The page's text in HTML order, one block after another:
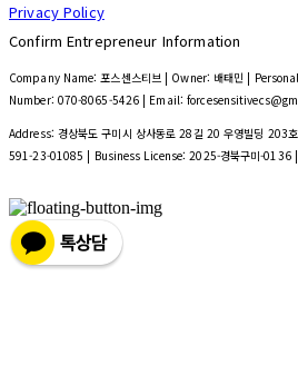
Privacy Policy
Confirm Entrepreneur Information
Company Name: 포스센스티브 | Owner: 배태민 |
Number: 070-8065-5426 | Email:
Address: 경상북도 구미시 상사동로 28길 20 우영빌딩
591-23-01085 | Business License:2025-경북구미-0136|